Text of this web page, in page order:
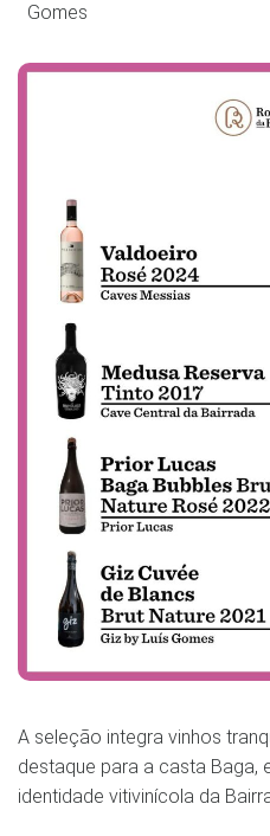
Gomes
A seleção integra vinhos
destaque para a casta Baga,
identidade vitivinícola da